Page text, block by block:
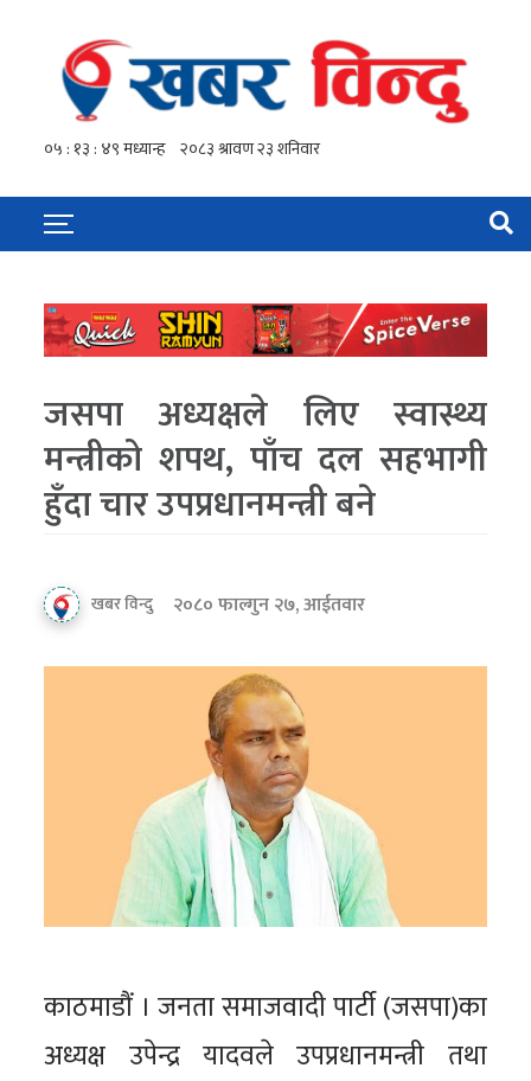
जसपा अध्यक्षले लिए स्वास्थ्य
मन्त्रीको शपथ, पाँच दल सहभागी
हुँदा चार उपप्रधानमन्त्री बने
खबर विन्दु २०८० फाल्गुन २७, आईतवार
काठमाडौं । जनता समाजवादी पार्टी (जसपा)का
अध्यक्ष उपेन्द्र यादवले उपप्रधानमन्त्री तथा